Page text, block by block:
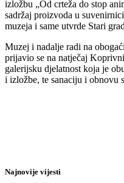
izložbu „Od crteža do stop
sadržaj proizvoda u
muzeja i same utvrde Stari
Muzej i nadalje radi na
prijavio se na natječaj
galerijsku djelatnost koja je
i izložbe, te sanaciju i obnovu
Najnovije vijesti